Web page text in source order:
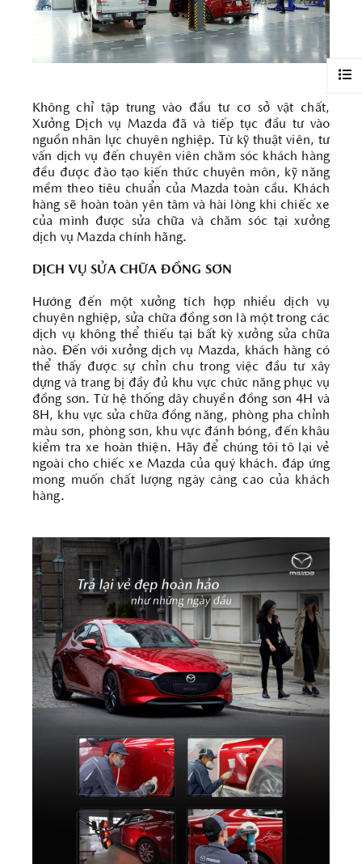
Không chỉ tập trung vào đầu tư cơ sở vật chất,
Xưởng Dịch vụ Mazda đã và tiếp tục đầu tư vào
nguồn nhân lực chuyên nghiệp. Từ kỹ thuật viên, tư
vấn dịch vụ đến chuyên viên chăm sóc khách hàng
đều được đào tạo kiến thức chuyên môn, kỹ năng
mềm theo tiêu chuẩn của Mazda toàn cầu. Khách
hàng sẽ hoàn toàn yên tâm và hài lòng khi chiếc xe
của mình được sửa chữa và chăm sóc tại xưởng
dịch vụ Mazda chính hãng.
DỊCH VỤ SỬA CHỮA ĐỒNG SƠN
Hướng đến một xưởng tích hợp nhiều dịch vụ
chuyên nghiệp, sửa chữa đồng sơn là một trong các
dịch vụ không thể thiếu tại bất kỳ xưởng sửa chữa
nào. Đến với xưởng dịch vụ Mazda, khách hàng có
thể thấy được sự chỉn chu trong việc đầu tư xây
dựng và trang bị đầy đủ khu vực chức năng phục vụ
đồng sơn. Từ hệ thống dây chuyền đồng sơn 4H và
8H, khu vực sửa chữa đồng năng, phòng pha chỉnh
màu sơn, phòng sơn, khu vực đánh bóng, đến khâu
kiểm tra xe hoàn thiện. Hãy để chúng tôi tô lại vẻ
ngoài cho chiếc xe Mazda của quý khách. đáp ứng
mong muốn chất lượng ngày càng cao của khách
hàng.